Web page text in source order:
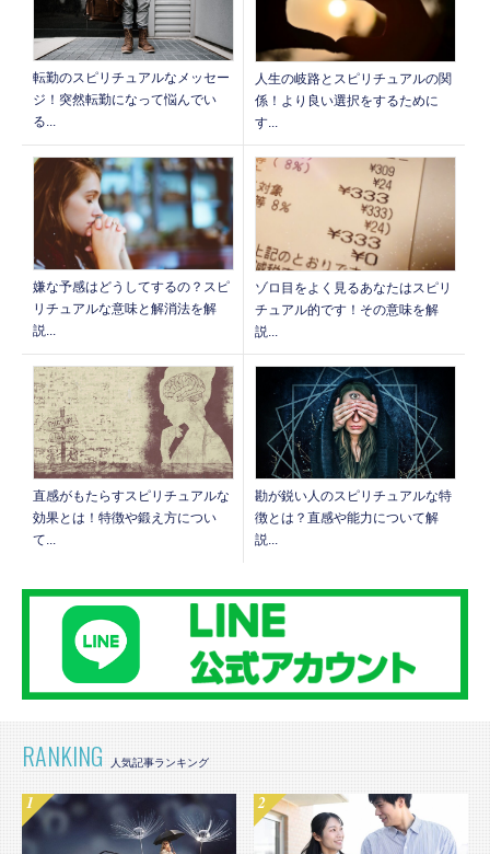
転勤のスピリチュアルなメッセー
ジ！突然転勤になって悩んでい
る...
人生の岐路とスピリチュアルの関
係！より良い選択をするために
す...
嫌な予感はどうしてするの？スピ
リチュアルな意味と解消法を解
説...
ゾロ目をよく見るあなたはスピリ
チュアル的です！その意味を解
説...
直感がもたらすスピリチュアルな
効果とは！特徴や鍛え方につい
て...
勘が鋭い人のスピリチュアルな特
徴とは？直感や能力について解
説...
RANKING